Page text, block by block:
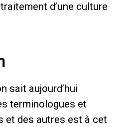
d’une culture
sait aujourd’hui
terminologues et
et des autres est à cet